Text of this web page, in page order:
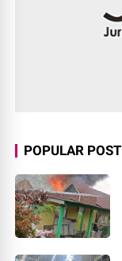
POPULAR